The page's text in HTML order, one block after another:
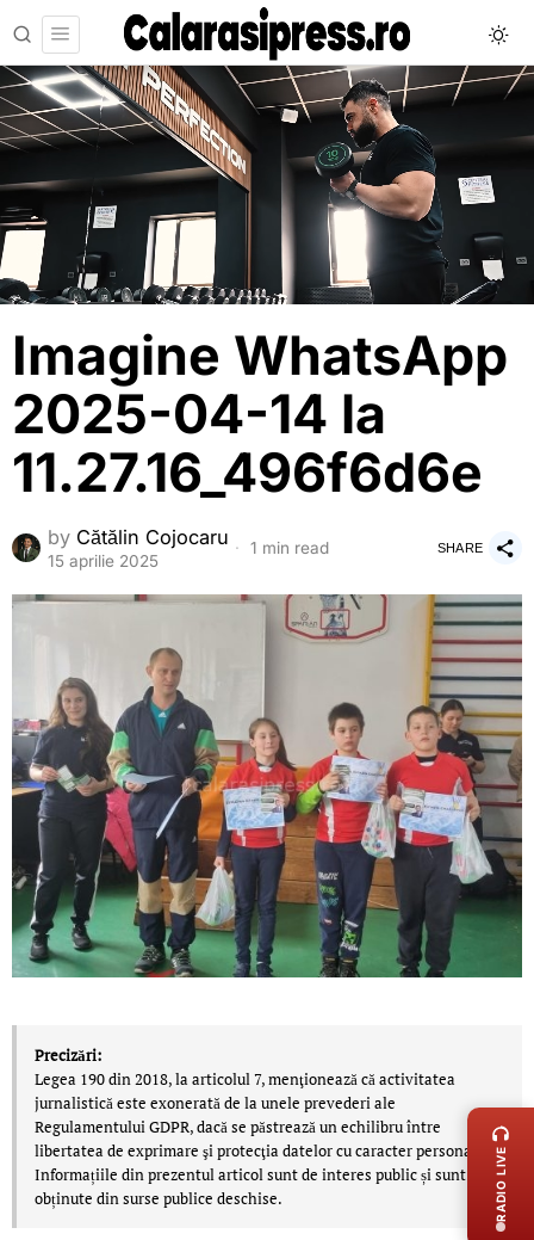
Imagine WhatsApp
2025-04-14 la
11.27.16_496f6d6e
by Cătălin Cojocaru
15 aprilie 2025
1 min read SHARE
Precizări:
Legea 190 din 2018, la articolul 7, menţionează că activitatea
jurnalistică este exonerată de la unele prevederi ale
Regulamentului GDPR, dacă se păstrează un echilibru între
libertatea de exprimare şi protecţia datelor cu caracter personal.
Informațiile din prezentul articol sunt de interes public și sunt
obținute din surse publice deschise.
RADIO LIVE